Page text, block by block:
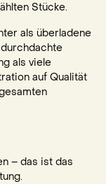
Stücke.
als überladene
als viele
auf Qualität
– das ist das